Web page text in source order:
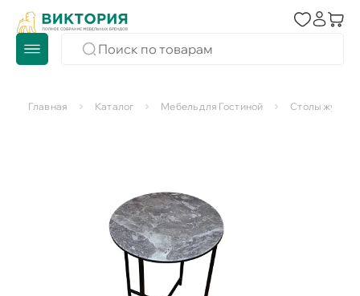
Главная Каталог Мебель для Гостиной Столы